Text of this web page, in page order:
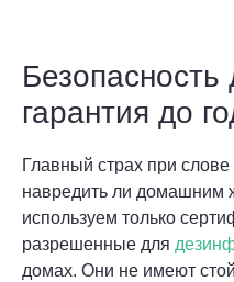
гарантия до
Главный страх при слове
навредить ли
используем только
разрешенные для
домах. Они не имеют